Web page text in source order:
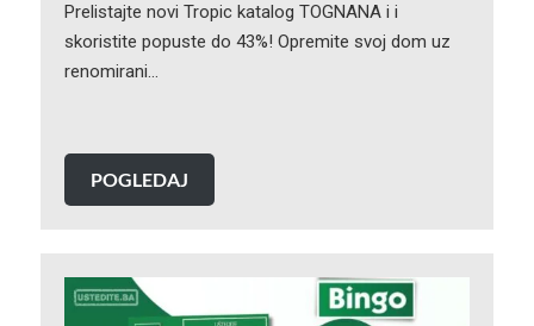
Prelistajte novi Tropic katalog TOGNANA i i
skoristite popuste do 43%! Opremite svoj dom uz
renomirani…
POGLEDAJ